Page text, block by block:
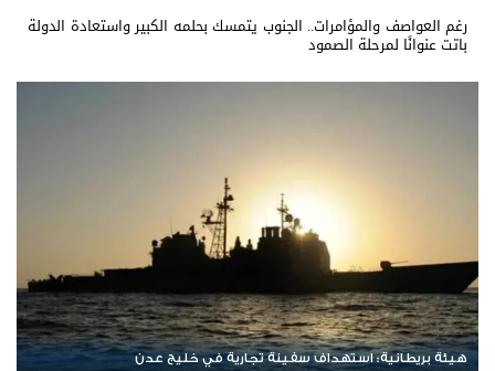
رغم العواصف والمؤامرات.. الجنوب يتمسك بحلمه الكبير واستعادة الدولة
باتت عنوانًا لمرحلة الصمود
نتنياهو يرفض الانسحاب من غزة ويعلن رفضه لمسودة أمريكية